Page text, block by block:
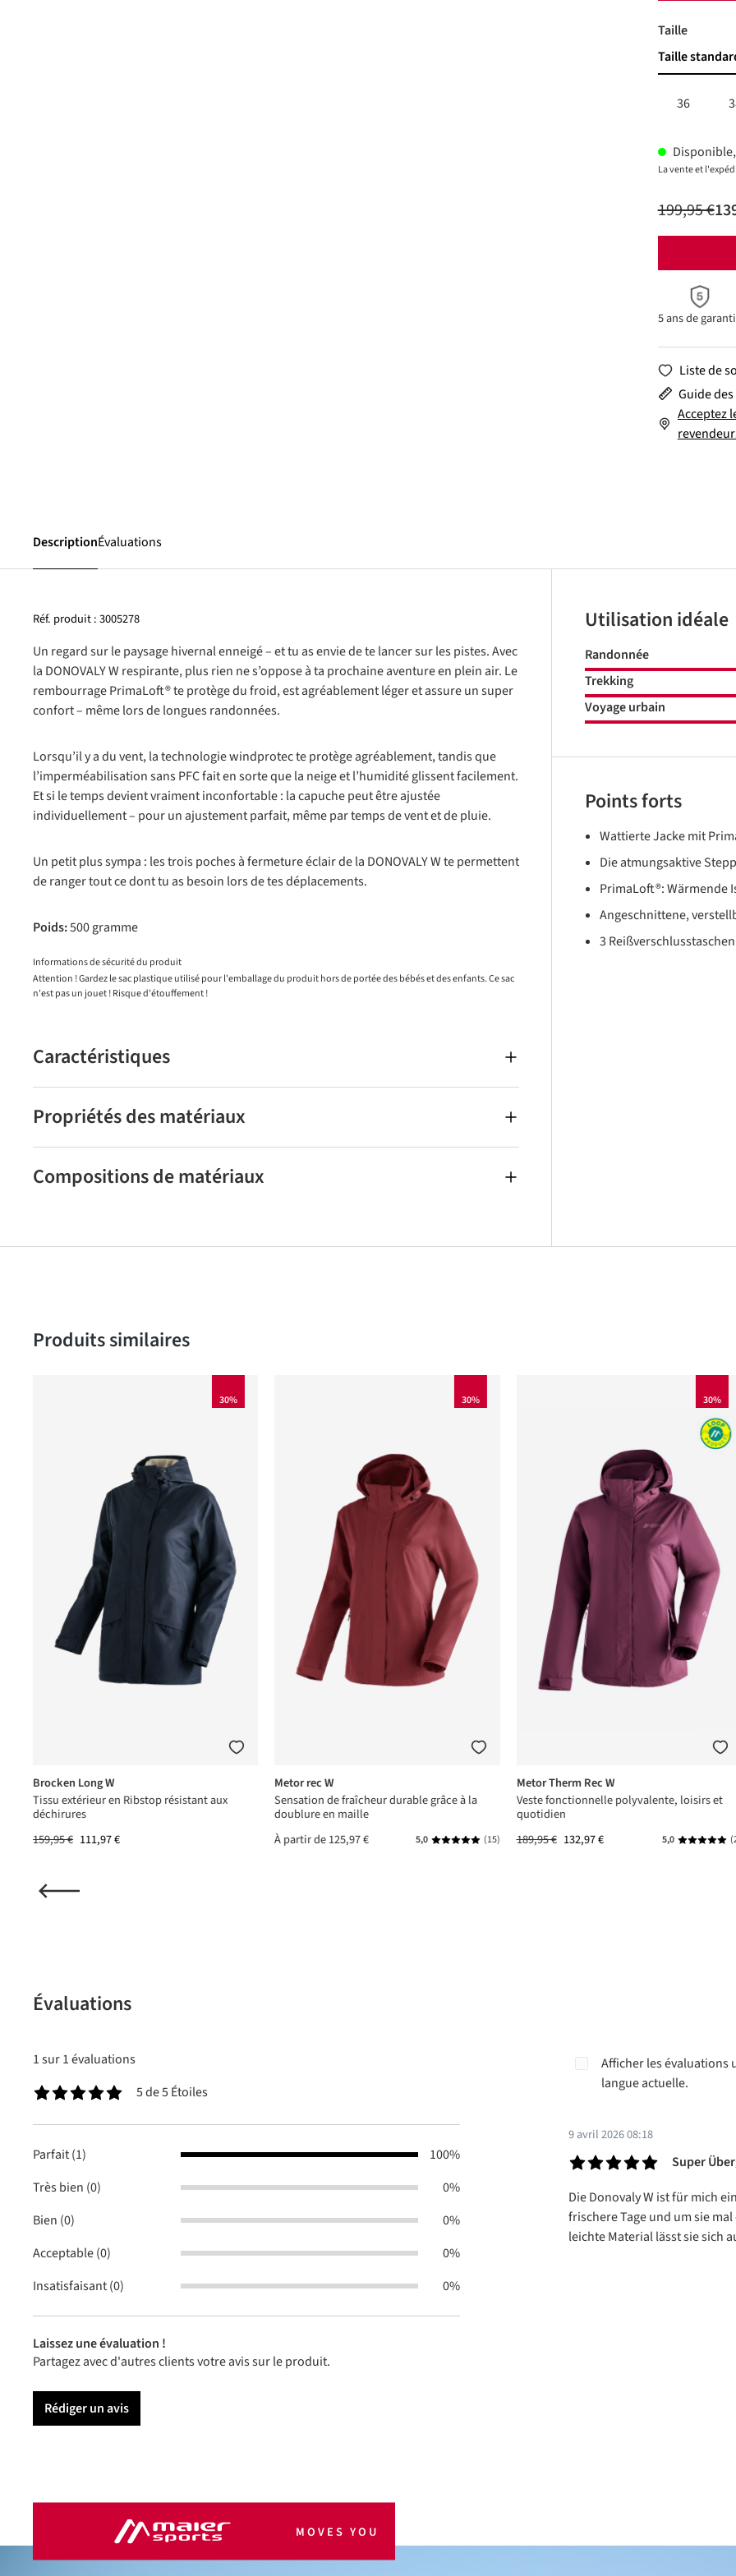
Choisir
Taille
Taille
36
La vente et
199,95 €
5 ans de
Liste de
Guide
Acceptez
DescriptionÉvaluations
Réf. produit :3005278
Un regard sur le paysage hivernal enneigé – et tu as envie de te lancer sur les pistes. Avec
la DONOVALY W respirante, plus rien ne s’oppose à ta prochaine aventure en plein air. Le
rembourrage PrimaLoft® te protège du froid, est agréablement léger et assure un super
confort – même lors de longues randonnées.
Lorsqu’il y a du vent, la technologie windprotec te protège agréablement, tandis que
l’imperméabilisation sans PFC fait en sorte que la neige et l’humidité glissent facilement.
Et si le temps devient vraiment inconfortable : la capuche peut être ajustée
individuellement – pour un ajustement parfait, même par temps de vent et de pluie.
Un petit plus sympa : les trois poches à fermeture éclair de la DONOVALY W te permettent
de ranger tout ce dont tu as besoin lors de tes déplacements.
Poids:500 gramme
Informations de sécurité du produit
Attention ! Gardez le sac plastique utilisé pour l'emballage du produit hors de portée des bébés et des enfants. Ce sac
n'est pas un jouet ! Risque d'étouffement !
Caractéristiques
Propriétés des matériaux
Compositions de matériaux
Utilisation idéale
Randonnée
Trekking
Voyage urbain
Points forts
Wattierte Jacke mit
Die atmungsaktive
PrimaLoft®: Wärmende
Angeschnittene,
3
Produktgalerie überspringen
Produits similaires
de 5 sur 5 étoiles
30%
Brocken Long W
Tissu extérieur en Ribstop résistant aux
déchirures
159,95 € 111,97 €
30%
Metor rec W
Sensation de fraîcheur durable grâce à la
doublure en maille
À partir de125,97 € 5,0 Note moyenne de 5 sur 5 étoiles
(15)
30%
Metor Therm Rec W
Veste fonctionnelle polyvalente, loisirs et
quotidien
189,95 € 132,97 € 5,0 Note
Évaluations
1 sur 1 évaluations
5 de 5 Étoiles
Parfait (1)
100%
Très bien (0)
0%
Bien (0)
0%
Acceptable (0)
0%
Insatisfaisant (0)
0%
Laissez une évaluation !
Partagez avec d'autres clients votre avis sur le produit.
Rédiger un avis
Afficher les évaluations
langue actuelle.
9 avril 2026 08:18
Super
Die Donovaly W ist für mich
frischere Tage und um sie
leichte Material lässt sie sich
MOVES YOU